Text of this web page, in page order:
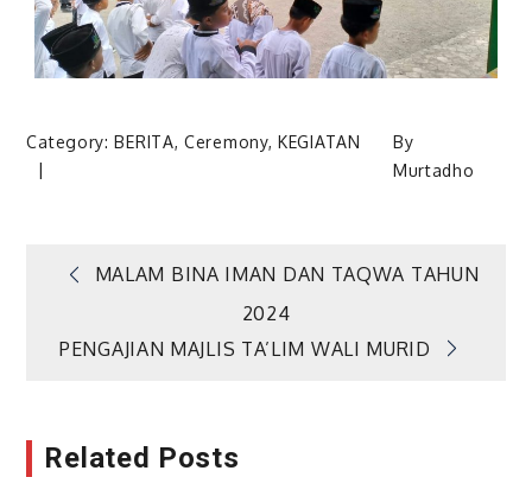
Category:BERITA,Ceremony,KEGIATAN
By
Murtadho
Navigasi
pos
MALAM BINA IMAN DAN TAQWA TAHUN
2024
PENGAJIAN MAJLIS TA’LIM WALI MURID
Related Posts